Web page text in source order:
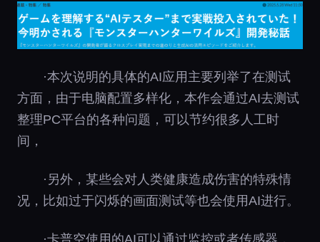
·本次说明的具体的AI应用主要列举了在测试
方面，由于电脑配置多样化，本作会通过AI去测试
整理PC平台的各种问题，可以节约很多人工时
间，
·另外，某些会对人类健康造成伤害的特殊情
况，比如过于闪烁的画面测试等也会使用AI进行。
·卡普空使用的AI可以通过监控或者传感器，